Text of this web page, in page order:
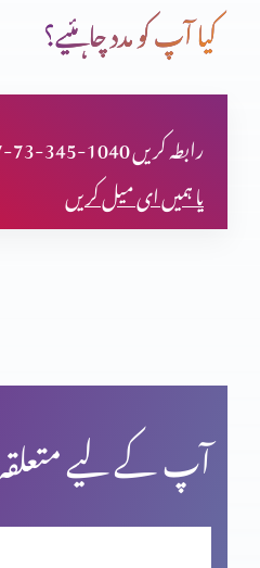
جیتنا اور ہارنا (حصہ 1)
جیتنا اور ہارنا
مسیحی عبادت کی اِقدار (حصہ 4)
کیا آپ کو مدد چاہئیے؟
+27-73-345-1040 رابطہ کریں
یا ہمیں ای میل کریں
آپ کے لیے